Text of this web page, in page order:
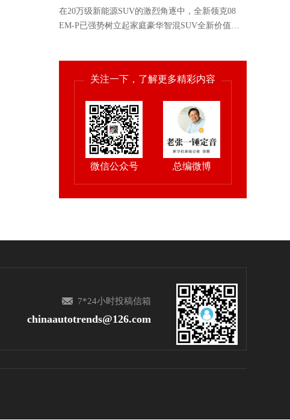
在20万级新能源SUV的激烈角逐中，全新领克08
EM-P已强势树立起家庭豪华智混SUV全新价值标
关注一下，了解更多精彩内容
微信公众号 总编微博
7*24小时投稿信箱
chinaautotrends@126.com